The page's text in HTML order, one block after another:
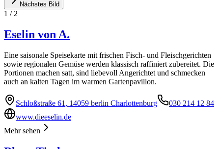
Nächstes Bild
1 / 2
Eselin von A.
Eine saisonale Speisekarte mit frischen Fisch- und Fleischgerichten
sowie regionalen Gemüse werden klassisch raffiniert zubereitet. Die
Portionen machen satt, sind liebevoll Angerichtet und schmecken
auch an kalten Tagen im warmen Gartenpavillon.
Schloßstraße 61, 14059 berlin Charlottenburg
030 214 12 84
www.dieeselin.de
Mehr sehen